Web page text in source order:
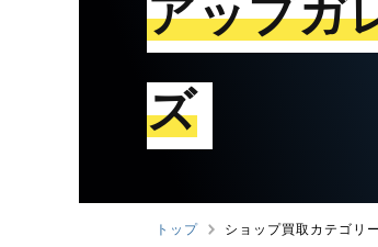
アップガ
ズ
トップ ショップ買取カテゴリ